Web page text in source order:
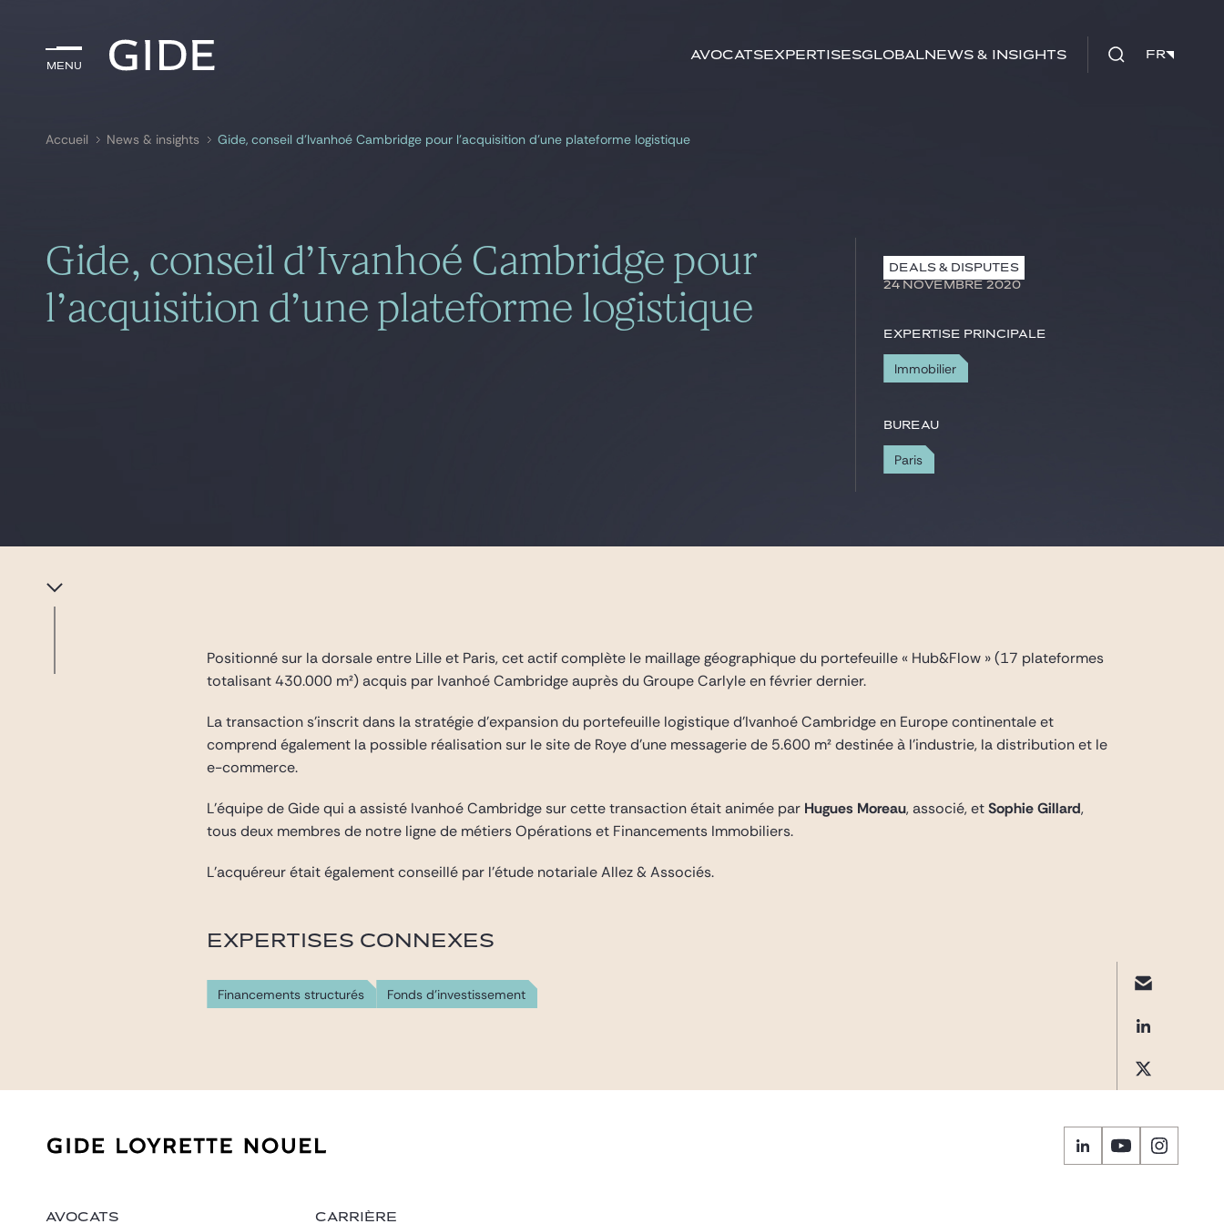
Menu
AvocatsExpertisesGlobalNews & insights FR
Menu mots-clés FR
Accueil News & insights Gide, conseil d’Ivanhoé Cambridge pour l’acquisition d’une plateforme logistique
Gide, conseil d’Ivanhoé Cambridge pour
l’acquisition d’une plateforme logistique
DEALS & DISPUTES
24 NOVEMBRE 2020
Expertise principale
Immobilier
Bureau
Paris
Positionné sur la dorsale entre Lille et Paris, cet actif complète le maillage géographique du portefeuille « Hub&Flow » (17 plateformes
totalisant 430.000 m²) acquis par Ivanhoé Cambridge auprès du Groupe Carlyle en février dernier.
La transaction s’inscrit dans la stratégie d’expansion du portefeuille logistique d’Ivanhoé Cambridge en Europe continentale et
comprend également la possible réalisation sur le site de Roye d’une messagerie de 5.600 m² destinée à l’industrie, la distribution et le
e-commerce.
L’équipe de Gide qui a assisté Ivanhoé Cambridge sur cette transaction était animée par Hugues Moreau, associé, etSophie Gillard,
tous deux membres de notre ligne de métiers Opérations et Financements Immobiliers.
L’acquéreur était également conseillé par l’étude notariale Allez & Associés.
EXPERTISES CONNEXES
Financements structurés Fonds d'investissement
AVOCATS CARRIÈRE